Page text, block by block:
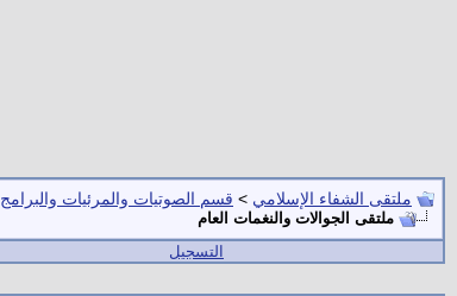
ملتقى الشفاء الإسلامي > قسم الصوتيات والمرئيات والبرامج
ملتقى الجوالات والنغمات العام
التسجيل